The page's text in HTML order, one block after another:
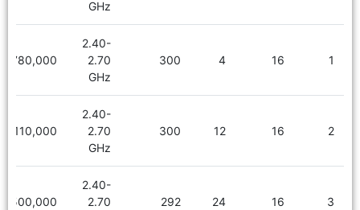
GHz
1
16
4
300
2.40-
2.70
GHz
780,000
2
16
12
300
2.40-
2.70
GHz
1,110,000
3
16
24
292
2.40-
2.70
1,500,000